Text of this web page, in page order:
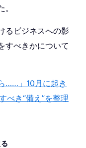
るビジネスへの影
すべきかについて
……」10月に起き
べき“備え”を整理